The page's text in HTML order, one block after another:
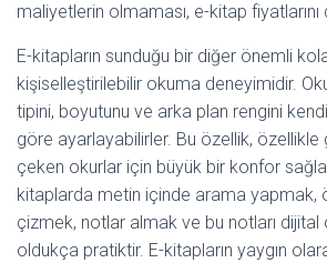
maliyetlerin olmaması, e-kitap fiyatlarını
E-kitapların sunduğu bir diğer önemli
kişiselleştirilebilir okuma deneyimidir.
tipini, boyutunu ve arka plan rengini
göre ayarlayabilirler. Bu özellik, özellikle
çeken okurlar için büyük bir konfor
kitaplarda metin içinde arama yapmak,
çizmek, notlar almak ve bu notları
oldukça pratiktir. E-kitapların yaygın